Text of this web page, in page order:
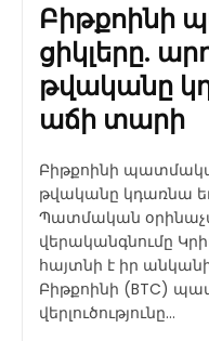
Բիթքոինի
ցիկլերը.
թվականը
աճի տարի
Բիթքոինի
թվականը կդառնա
Պատմական
վերականգնումը Կրիպտոարժույթների շուկան
հայտնի է իր
Բիթքոինի (BTC)
վերլուծությունը...